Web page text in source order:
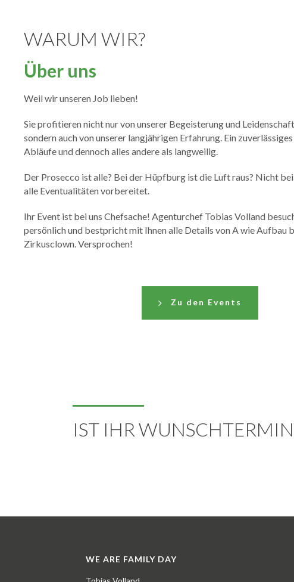
WARUM WIR?
Über uns
Weil wir unseren Job lieben!
Sie profitieren nicht nur von unserer Begeisterung und
sondern auch von unserer langjährigen Erfahrung. Ein
Abläufe und dennoch alles andere als langweilig.
Der Prosecco ist alle? Bei der Hüpfburg ist die Luft raus? Nicht
alle Eventualitäten vorbereitet.
Ihr Event ist bei uns Chefsache! Agenturchef Tobias Volland
persönlich und bestpricht mit Ihnen alle Details von A wie Aufbau
Zirkusclown. Versprochen!
Zu den Events
IST IHR
WE ARE FAMILY DAY